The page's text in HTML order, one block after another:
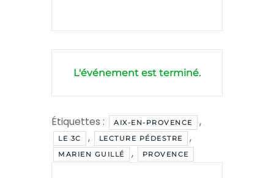
L'événement est terminé.
Étiquettes : AIX-EN-PROVENCE ,
LE 3C , LECTURE PÉDESTRE ,
MARIEN GUILLÉ , PROVENCE